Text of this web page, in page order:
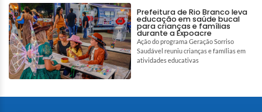
Prefeitura de Rio Branco leva
educação em saúde bucal
para crianças e famílias
durante a Expoacre
Ação do programa Geração Sorriso
Saudável reuniu crianças e famílias em
atividades educativas